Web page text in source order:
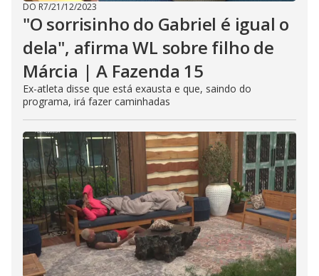
DO R7/21/12/2023
"O sorrisinho do Gabriel é igual o
dela", afirma WL sobre filho de
Márcia | A Fazenda 15
Ex-atleta disse que está exausta e que, saindo do
programa, irá fazer caminhadas